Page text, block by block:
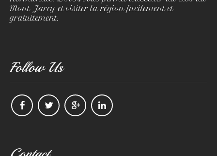
Mont Jarry et visiter la région facilement et
gratuitement.
Follow Us